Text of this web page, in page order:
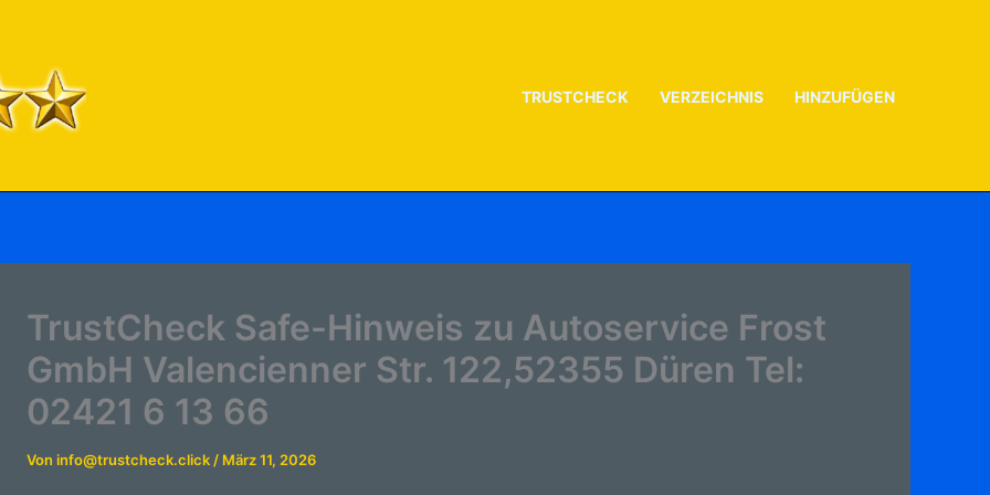
TRUSTCHECK VERZEICHNIS HINZUFÜGEN
TrustCheck Safe-Hinweis zu Autoservice Frost
GmbH Valencienner Str. 122,52355 Düren Tel:
02421 6 13 66
Von info@trustcheck.click / März 11, 2026